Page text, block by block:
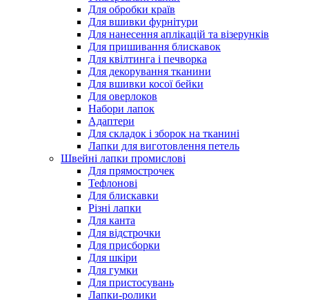
Для обробки країв
Для вшивки фурнітури
Для нанесення аплікацій та візерунків
Для пришивання блискавок
Для квілтинга і печворка
Для декорування тканини
Для вшивки косої бейки
Для оверлоков
Набори лапок
Адаптери
Для складок і зборок на тканині
Лапки для виготовлення петель
Швейні лапки промислові
Для прямострочек
Тефлонові
Для блискавки
Різні лапки
Для канта
Для відстрочки
Для присборки
Для шкіри
Для гумки
Для пристосувань
Лапки-ролики